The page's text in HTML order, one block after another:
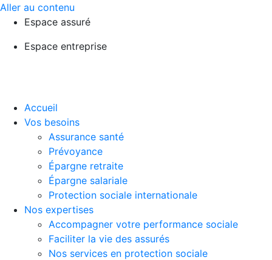
Aller au contenu
Espace assuré
Espace entreprise
Accueil
Vos besoins
Assurance santé
Prévoyance
Épargne retraite
Épargne salariale
Protection sociale internationale
Nos expertises
Accompagner votre performance sociale
Faciliter la vie des assurés
Nos services en protection sociale